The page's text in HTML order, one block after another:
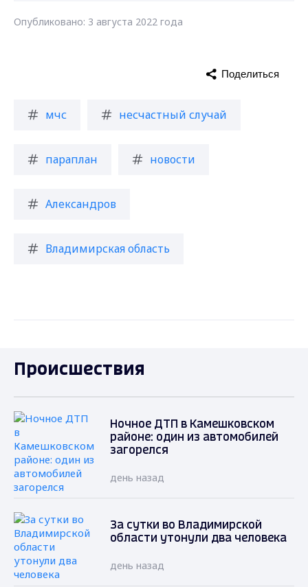
Опубликовано: 3 августа 2022 года
мчс несчастный случай
параплан новости
Александров
Владимирская область
Поделиться
Происшествия
Ночное ДТП в Камешковском
районе: один из автомобилей
загорелся
день назад
За сутки во Владимирской
области утонули два человека
день назад